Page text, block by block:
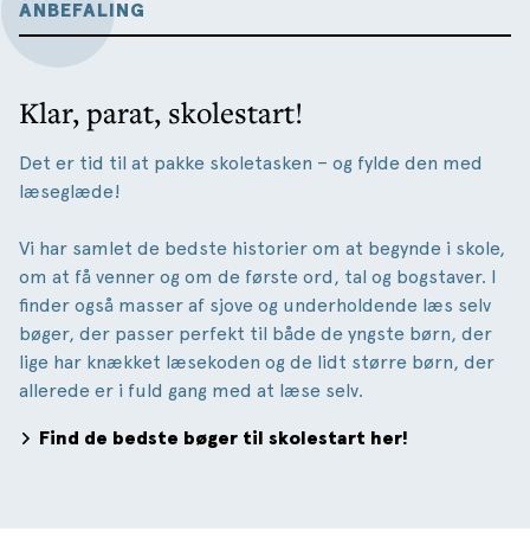
ANBEFALING
Klar, parat, skolestart!
Det er tid til at pakke skoletasken – og fylde den med
læseglæde!
Vi har samlet de bedste historier om at begynde i skole,
om at få venner og om de første ord, tal og bogstaver. I
finder også masser af sjove og underholdende læs selv
bøger, der passer perfekt til både de yngste børn, der
lige har knækket læsekoden og de lidt større børn, der
allerede er i fuld gang med at læse selv.
Find de bedste bøger til skolestart her!